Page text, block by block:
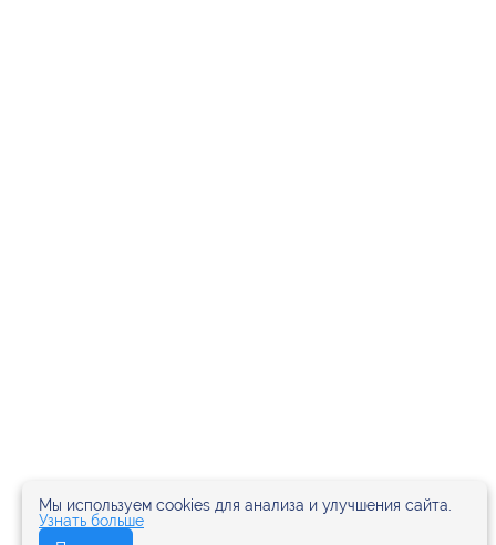
Мы используем cookies для анализа и улучшения сайта.
Узнать больше